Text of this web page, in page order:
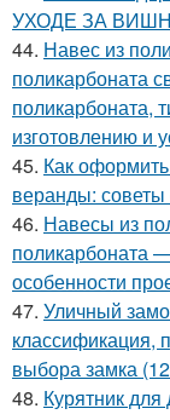
УХОДЕ ЗА
44. Навес из
поликарбоната
поликарбоната,
изготовлению и
45. Как
веранды: советы
46. Навесы из
поликарбоната
особенности
47. Уличный
классификация,
выбора замка
48. Курятник